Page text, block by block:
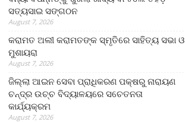
ସତ୍ୟସାଇ ସଙ୍ଗଠନ
August 7, 2026
କରାମତ ଅଲୀ କରାମତଙ୍କ ସ୍ମୃତିରେ ସାହିତ୍ୟ ସଭା ଓ
ମୁଶାୟରା
August 7, 2026
ଜିଲ୍ଲା ଆଇନ ସେବା ପ୍ରାଧିକରଣ ପକ୍ଷରୁ ନାରାୟଣ
ଚନ୍ଦ୍ର ଉଚ୍ଚ ବିଦ୍ୟାଳୟରେ ସଚେତନତା
କାର୍ଯ୍ୟକ୍ରମ
August 7, 2026